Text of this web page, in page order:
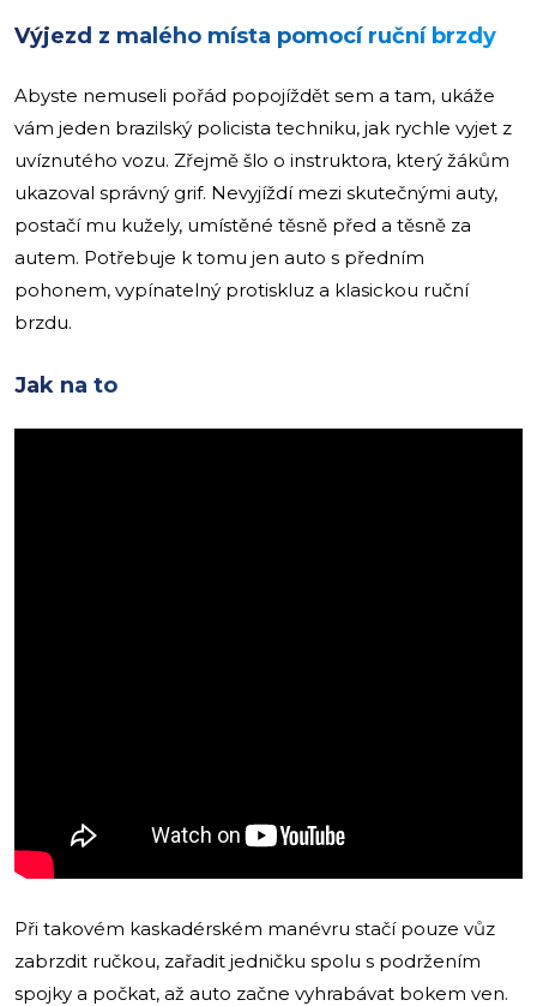
Výjezd z malého místa pomocí ruční brzdy
Abyste nemuseli pořád popojíždět sem a tam, ukáže
vám jeden brazilský policista techniku, jak rychle vyjet z
uvíznutého vozu. Zřejmě šlo o instruktora, který žákům
ukazoval správný grif. Nevyjíždí mezi skutečnými auty,
postačí mu kužely, umístěné těsně před a těsně za
autem. Potřebuje k tomu jen auto s předním
pohonem, vypínatelný protiskluz a klasickou ruční
brzdu.
Jak na to
Při takovém kaskadérském manévru stačí pouze vůz
zabrzdit ručkou, zařadit jedničku spolu s podržením
spojky a počkat, až auto začne vyhrabávat bokem ven.